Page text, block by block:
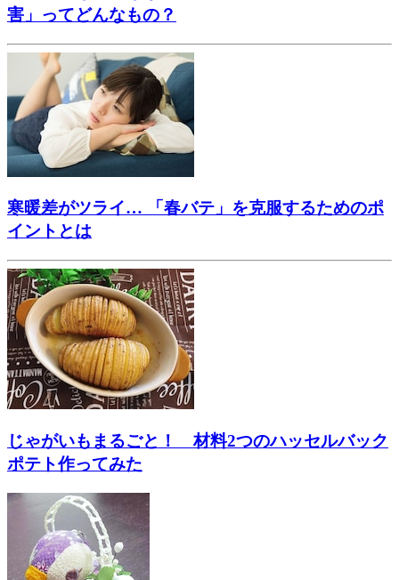
害」ってどんなもの？
寒暖差がツライ… 「春バテ」を克服するためのポ
イントとは
じゃがいもまるごと！ 材料2つのハッセルバック
ポテト作ってみた